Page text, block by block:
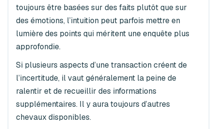
toujours être basées sur des faits plutôt que sur
des émotions, l’intuition peut parfois mettre en
lumière des points qui méritent une enquête plus
approfondie.
Si plusieurs aspects d’une transaction créent de
l’incertitude, il vaut généralement la peine de
ralentir et de recueillir des informations
supplémentaires. Il y aura toujours d’autres
chevaux disponibles.